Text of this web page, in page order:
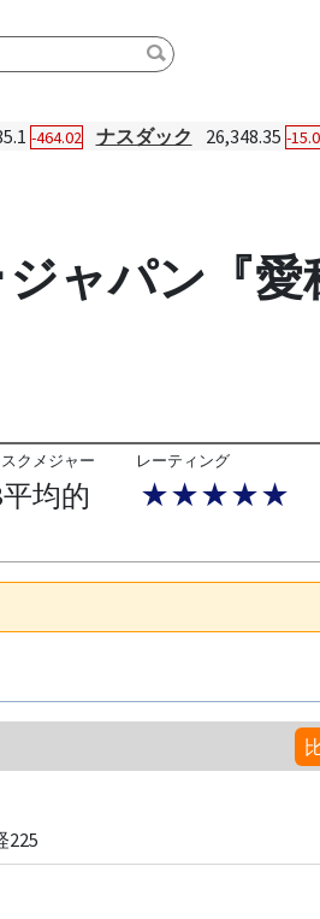
-464.02 ナスダック 26,348.35 -
ャパン『
スクメジャー
均的
レーティング
★★★★★
225